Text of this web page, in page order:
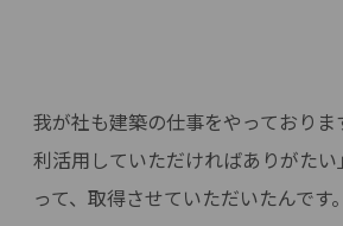
我が社も建築の仕事をやっておりま
利活用していただければありがたい
って、取得させていただいたんです。